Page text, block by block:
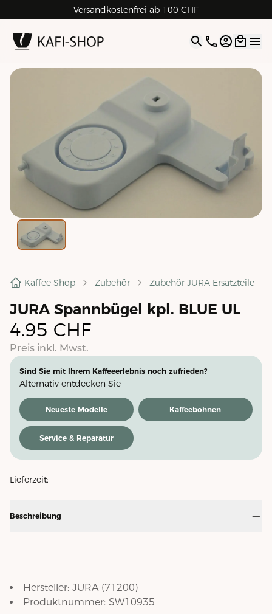
Versandkostenfrei ab 100 CHF
4.9| 5.0 Google
Open
Kaffee Shop Zubehör Zubehör JURA Ersatzteile
JURA Spannbügel kpl. BLUE UL
4.95 CHF
Preis inkl. Mwst.
Sind Sie mit Ihrem Kaffeeerlebnis noch zufrieden?
Alternativ entdecken Sie
Neueste Modelle Kaffeebohnen
Service & Reparatur
Lieferzeit:
Beschreibung
Hersteller: JURA (71200)
Produktnummer: SW10935